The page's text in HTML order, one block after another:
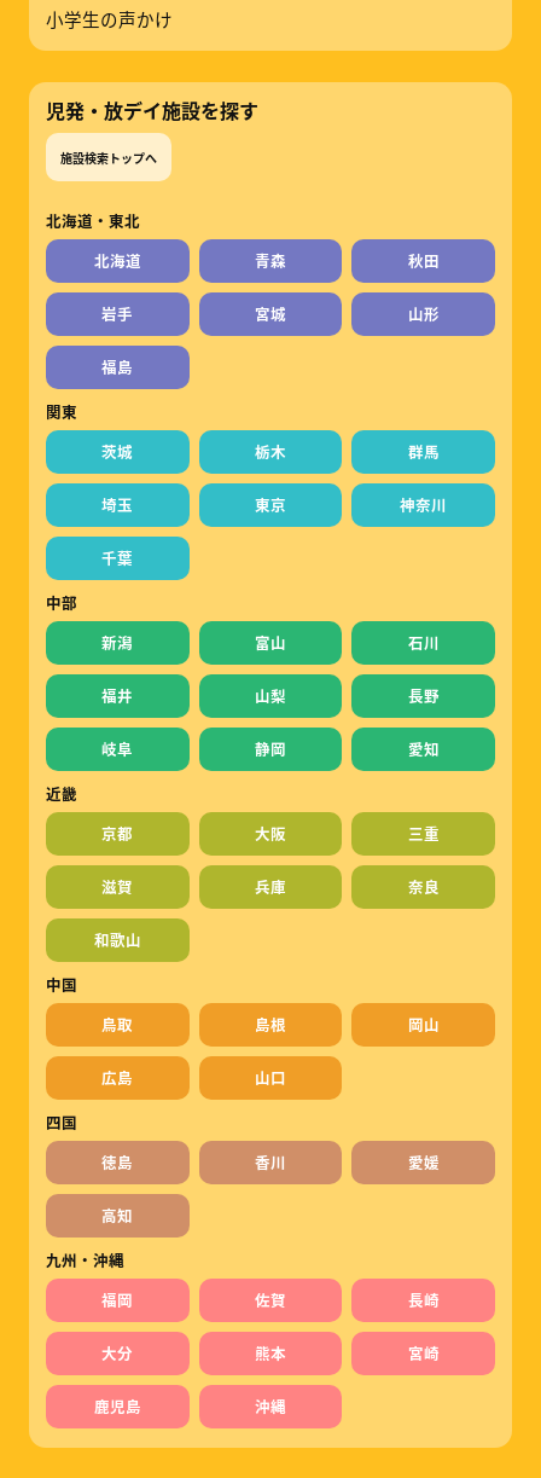
小学生の声かけ
児発・放デイ施設を探す
施設検索トップへ
北海道・東北
北海道
青森 秋田
岩手 宮城 山形
福島
関東
茨城
栃木 群馬
埼玉 東京 神奈川
千葉
中部
新潟
富山 石川
福井 山梨 長野
岐阜 静岡
愛知
近畿
京都
大阪 三重
滋賀 兵庫 奈良
和歌山
中国
鳥取
島根 岡山
広島
山口
四国
徳島
香川 愛媛
高知
九州・沖縄
福岡
佐賀 長崎
大分 熊本 宮崎
鹿児島 沖縄